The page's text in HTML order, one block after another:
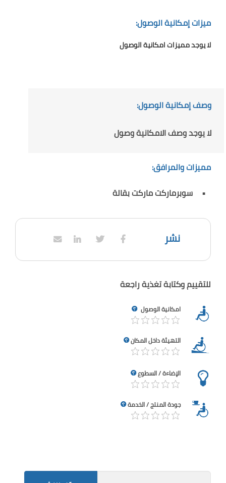
ميزات إمكانية الوصول:
لا يوجد مميزات امكانية الوصول
وصف إمكانية الوصول:
لا يوجد وصف الامكانية وصول
مميزات والمرافق:
سوبرماركت ماركت بقالة
نشر
للتقييم وكتابة تغذية راجعة
امكانية الوصول
التهيئة داخل المكان
الإضاءة / السطوع
جودة المنتج / الخدمة